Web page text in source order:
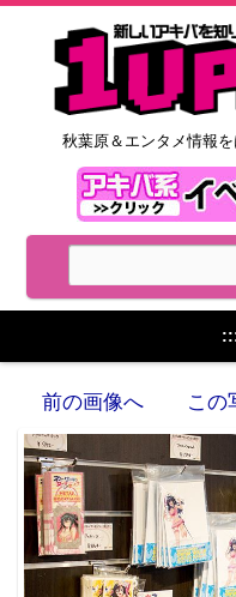
秋葉原＆エンタメ情報
前の画像へ この